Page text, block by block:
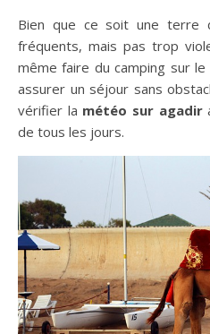
Bien que ce soit une terre
fréquents, mais pas trop
même faire du camping sur le
assurer un séjour sans
vérifier la météo sur agadir
de tous les jours.